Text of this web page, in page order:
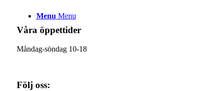
Menu Menu
Våra öppettider
Måndag-söndag 10-18
Följ oss: